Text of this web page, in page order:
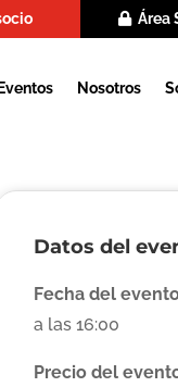
Área
Nosotros
Datos del
Fecha del
a las 16:00
Precio del